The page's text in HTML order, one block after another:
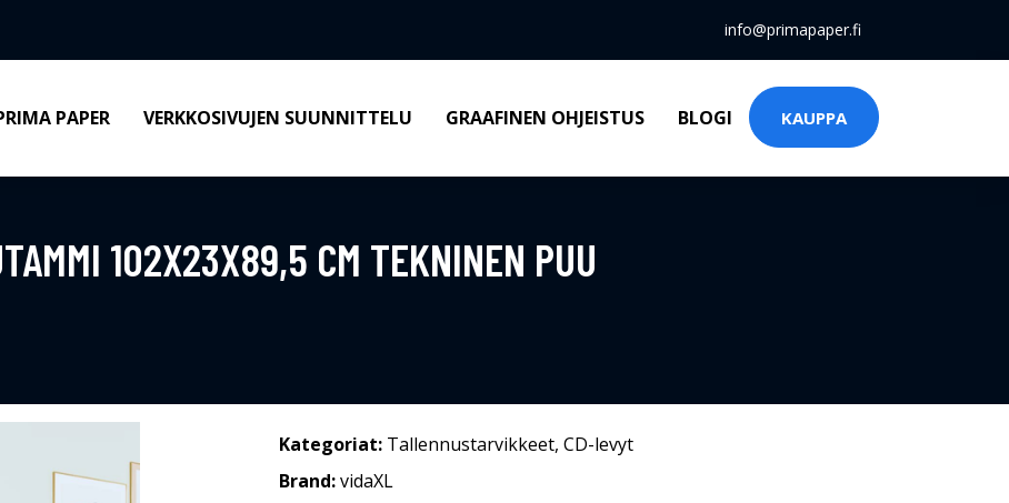
info@primapaper.fi
PAPER VERKKOSIVUJEN SUUNNITTELU GRAAFINEN OHJEISTUS BLOGI KAUPPA
102X23X89,5 CM TEKNINEN PUU
Kategoriat: Tallennustarvikkeet, CD-levyt
Brand:vidaXL